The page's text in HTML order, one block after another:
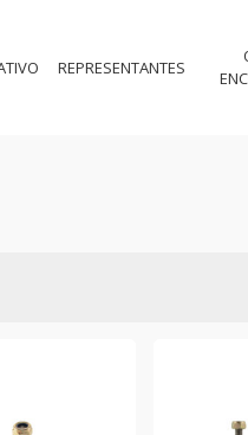
REPRESENTANTES